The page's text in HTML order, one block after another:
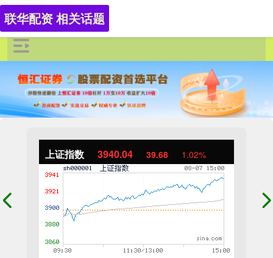
上证指数 3940.04 39.68 1.02%
联华配资 相关话题